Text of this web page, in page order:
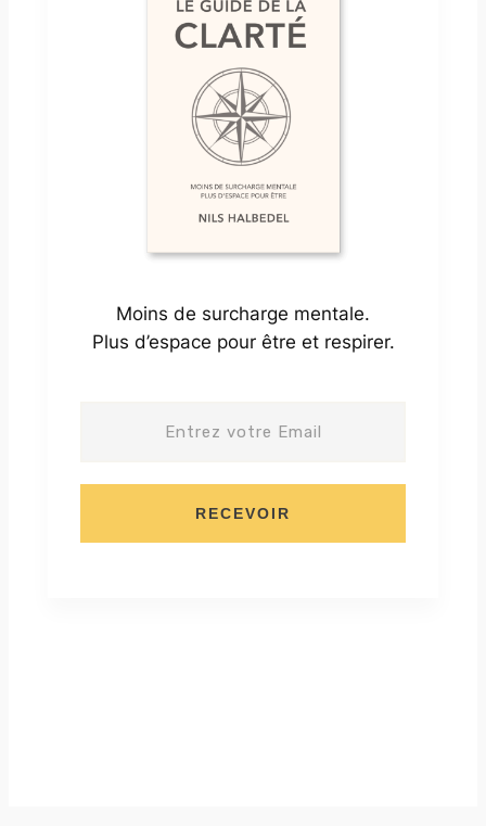
Moins de surcharge mentale.
Plus d’espace pour être et respirer.
RECEVOIR